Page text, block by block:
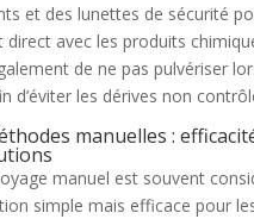
et des lunettes de sécurité
direct avec les produits
de ne pas pulvériser
d’éviter les dérives non
manuelles :
manuel est souvent
simple mais efficace pour